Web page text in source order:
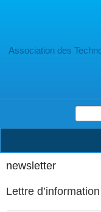
Association des
newsletter
Lettre